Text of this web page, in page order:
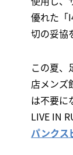
優れた「
切の妥協
この夏、
店メンズ
は不要に
LIVE IN
パンクス